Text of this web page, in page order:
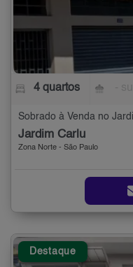
4 quartos
Sobrado à Venda no
Jardim Carlu
Zona Norte - São Paulo
Destaque